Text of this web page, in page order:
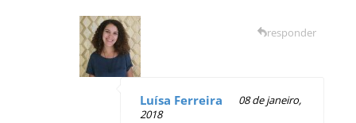
Luísa Ferreira
08 de janeiro,
2018
responder